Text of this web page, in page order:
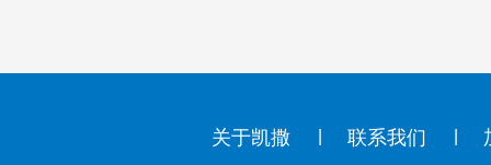
关于凯撒 联系我们